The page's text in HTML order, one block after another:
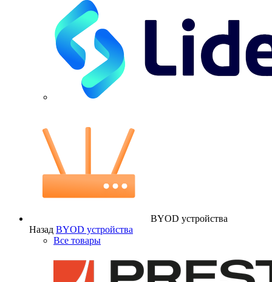
BYOD устройства
Назад BYOD устройства
Все товары